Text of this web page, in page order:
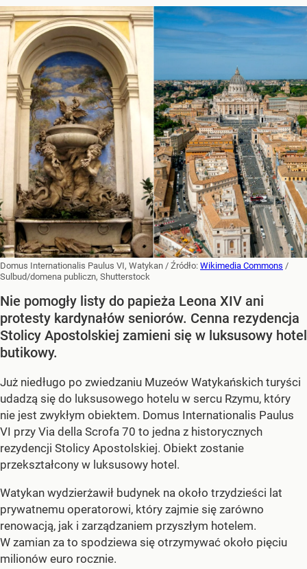
Domus Internationalis Paulus VI, Watykan / Źródło: Wikimedia Commons /
Sulbud/domena publiczn, Shutterstock
Nie pomogły listy do papieża Leona XIV ani
protesty kardynałów seniorów. Cenna rezydencja
Stolicy Apostolskiej zamieni się w luksusowy hotel
butikowy.
Już niedługo po zwiedzaniu Muzeów Watykańskich turyści
udadzą się do luksusowego hotelu w sercu Rzymu, który
nie jest zwykłym obiektem. Domus Internationalis Paulus
VI przy Via della Scrofa 70 to jedna z historycznych
rezydencji Stolicy Apostolskiej. Obiekt zostanie
przekształcony w luksusowy hotel.
Watykan wydzierżawił budynek na około trzydzieści lat
prywatnemu operatorowi, który zajmie się zarówno
renowacją, jak i zarządzaniem przyszłym hotelem.
W zamian za to spodziewa się otrzymywać około pięciu
milionów euro rocznie.